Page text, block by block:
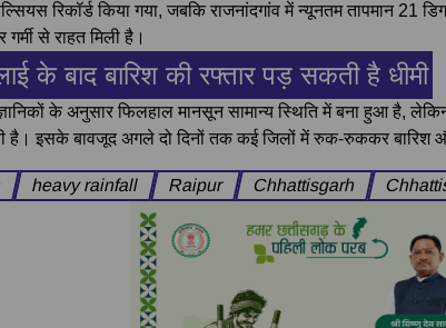
रिकॉर्ड किया गया, जबकि राजनांदगांव में न्यूनतम तापमान 21
से राहत मिली है।
के बाद बारिश की रफ्तार पड़ सकती है धीमी
के अनुसार फिलहाल मानसून सामान्य स्थिति में बना हुआ है,
है। इसके बावजूद अगले दो दिनों तक कई जिलों में रुक-रुककर बारिश
heavy rainfall Raipur Chhattisgarh